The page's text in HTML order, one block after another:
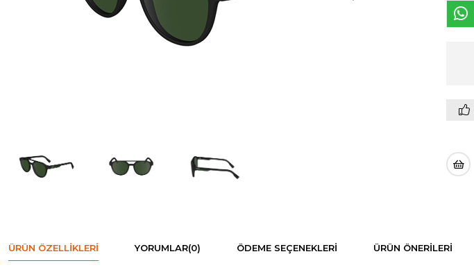
ÜRÜN ÖZELLIKLERI YORUMLAR(0) ÖDEME SEÇENEKLERI ÜRÜN ÖNERILERI